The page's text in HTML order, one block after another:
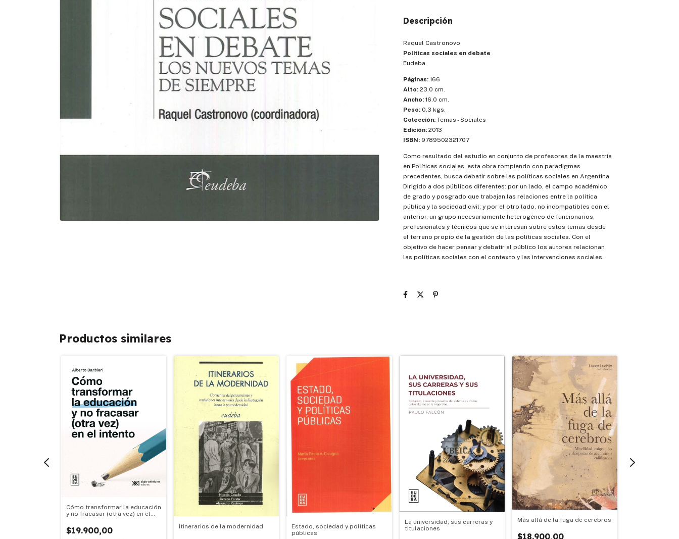
Descripción
Raquel Castronovo
Políticas sociales en debate
Eudeba
Páginas: 166
Alto: 23.0 cm.
Ancho: 16.0 cm.
Peso: 0.3 kgs.
Colección: Temas - Sociales
Edición: 2013
ISBN: 9789502321707
Como resultado del estudio en conjunto de profesores de la maestría
en Políticas sociales, esta obra rompiendo con paradigmas
precedentes, busca debatir sobre las políticas sociales en Argentina.
Dirigido a dos públicos diferentes: por un lado, el campo académico
de grado y posgrado que trabajan las relaciones entre la política
pública y la sociedad civil; y por el otro lado, no incompatibles con el
anterior, un grupo necesariamente heterogéneo de funcionarios,
profesionales y técnicos que se interesan sobre estos temas desde
el terreno propio de la gestión de las políticas sociales. Con el
objetivo de hacer pensar y debatir al público los autores relacionan
las políticas sociales con el contexto y las intervenciones sociales.
Productos similares
Cómo transformar la educación
y no fracasar (otra vez) en el
$19.900,00 Itinerarios de la modernidad
Estado, sociedad y políticas
públicas
La universidad, sus carreras y
titulaciones
Más allá de la fuga de cerebros
$18.900,00